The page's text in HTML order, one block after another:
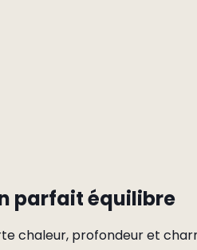
parfait équilibre
chaleur, profondeur et